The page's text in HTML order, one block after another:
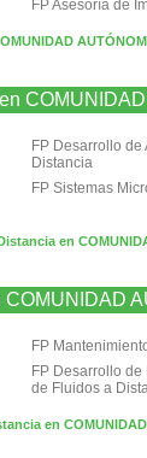
FP Asesoría de
FP Desarrollo
Distancia
FP Sistemas
en
FP
FP Desarrollo
de Fluidos a
en